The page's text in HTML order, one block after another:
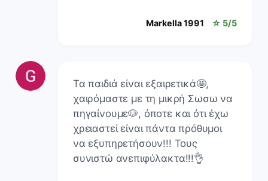
Markella 1991 ☆ 5/5
Τα παιδιά είναι εξαιρετικά🤩,
χαιρόμαστε με τη μικρή Σωσω να
πηγαίνουμε🐶, όποτε και ότι έχω
χρειαστεί είναι πάντα πρόθυμοι
να εξυπηρετήσουν!!! Τους
συνιστώ ανεπιφύλακτα!!!👌